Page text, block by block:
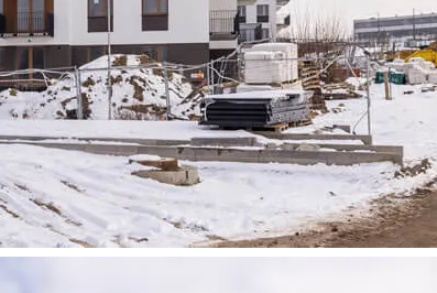
wykorzystywanie w Serwisie wszystkich plików
powyżej celach.Wyrażenie zgody jest dobrowolne.
plików cookie w każdej chwili za pośrednictwem
prywatności – pliki cookie
cookie i udzielić zgody na wykorzystywanie
wybranie opcji „Dostosuj wybory”.